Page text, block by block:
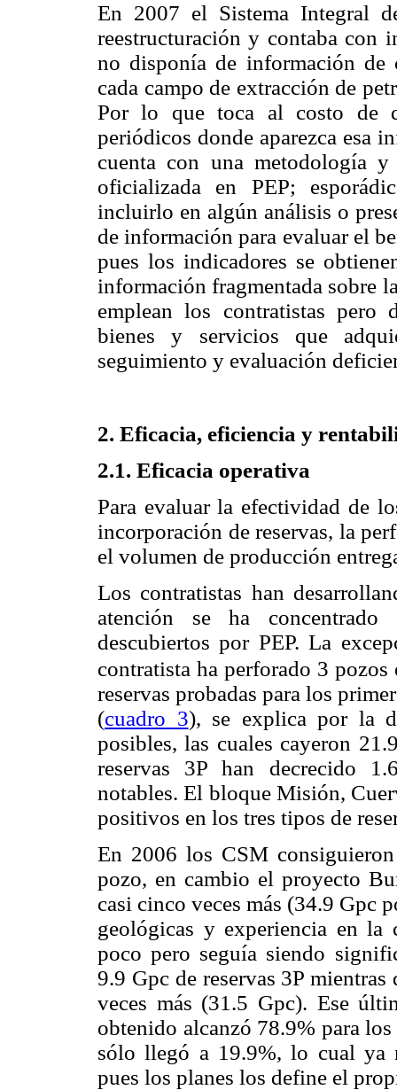
En 2007 el Sistema Integral
reestructuración y contaba con
no disponía de información
cada campo de extracción de
Por lo que toca al costo de
periódicos donde aparezca esa
cuenta con una metodología
oficializada en PEP;
incluirlo en algún análisis o
de información para evaluar el
pues los indicadores se
información fragmentada sobre
emplean los contratistas pero
bienes y servicios que
seguimiento y evaluación
2. Eficacia, eficiencia y
2.1. Eficacia operativa
Para evaluar la efectividad de
incorporación de reservas, la
el volumen de producción
Los contratistas han
atención se ha
descubiertos por PEP. La
contratista ha perforado 3
reservas probadas para los
(cuadro 3), se explica por la
posibles, las cuales cayeron
reservas 3P han decrecido
notables. El bloque Misión,
positivos en los tres tipos de
En 2006 los CSM
pozo, en cambio el proyecto
casi cinco veces más (34.9 Gpc
geológicas y experiencia en la
poco pero seguía siendo
9.9 Gpc de reservas 3P
veces más (31.5 Gpc). Ese
obtenido alcanzó 78.9% para
sólo llegó a 19.9%, lo cual ya
pues los planes los define el